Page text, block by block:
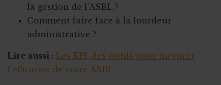
la gestion de l’ASBL ?
Comment faire face à la lourdeur
administrative ?
Lire aussi : Les KPI, des outils pour mesurer
l’efficacité de votre ASBL